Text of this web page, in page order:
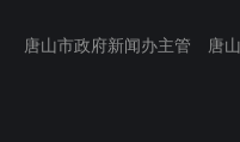
唐山市政府新闻办主管 唐